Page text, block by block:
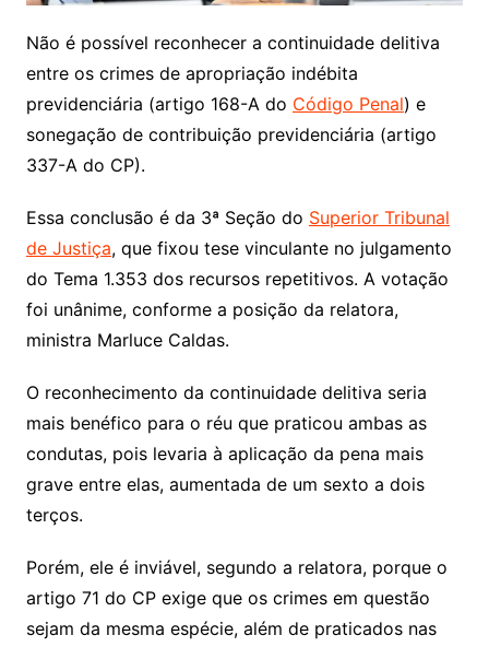
Não é possível reconhecer a continuidade delitiva
entre os crimes de apropriação indébita
previdenciária (artigo 168-A do Código Penal) e
sonegação de contribuição previdenciária (artigo
337-A do CP).
Essa conclusão é da 3ª Seção do Superior Tribunal
de Justiça, que fixou tese vinculante no julgamento
do Tema 1.353 dos recursos repetitivos. A votação
foi unânime, conforme a posição da relatora,
ministra Marluce Caldas.
O reconhecimento da continuidade delitiva seria
mais benéfico para o réu que praticou ambas as
condutas, pois levaria à aplicação da pena mais
grave entre elas, aumentada de um sexto a dois
terços.
Porém, ele é inviável, segundo a relatora, porque o
artigo 71 do CP exige que os crimes em questão
sejam da mesma espécie, além de praticados nas